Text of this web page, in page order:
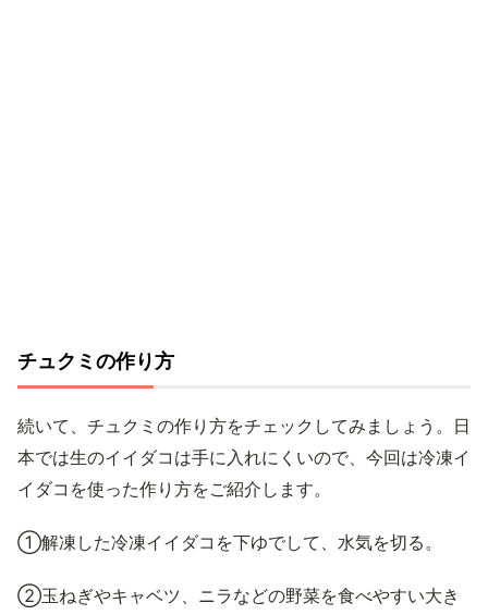
チュクミの作り方
続いて、チュクミの作り方をチェックしてみましょう。日
本では生のイイダコは手に入れにくいので、今回は冷凍イ
イダコを使った作り方をご紹介します。
①解凍した冷凍イイダコを下ゆでして、水気を切る。
②玉ねぎやキャベツ、ニラなどの野菜を食べやすい大き